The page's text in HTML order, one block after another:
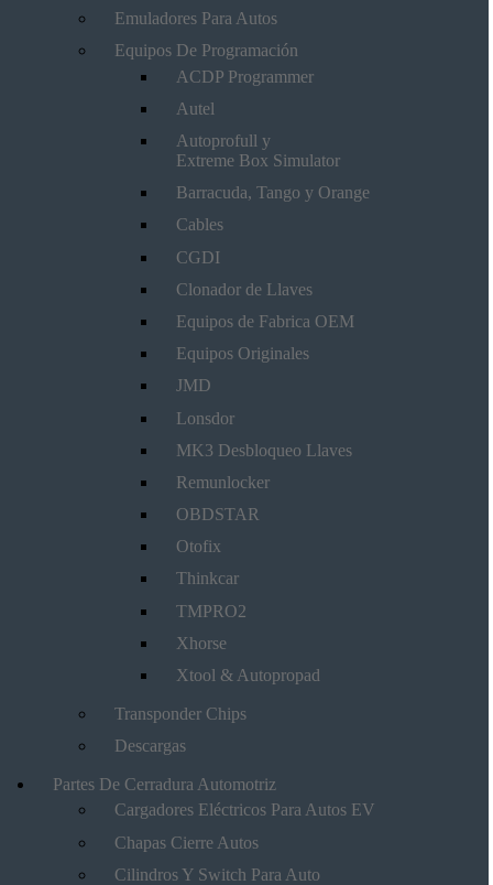
Emuladores Para Autos
Equipos De Programación
ACDP Programmer
Autel
Autoprofull y
Extreme Box Simulator
Barracuda, Tango y Orange
Cables
CGDI
Clonador de Llaves
Equipos de Fabrica OEM
Equipos Originales
JMD
Lonsdor
MK3 Desbloqueo Llaves
Remunlocker
OBDSTAR
Otofix
Thinkcar
TMPRO2
Xhorse
Xtool & Autopropad
Transponder Chips
Descargas
Partes De Cerradura Automotriz
Cargadores Eléctricos Para Autos EV
Chapas Cierre Autos
Cilindros Y Switch Para Auto